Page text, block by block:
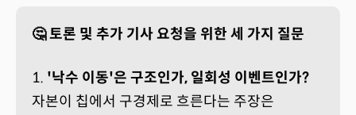
🤔 토론 및 추가 기사 요청을 위한 세 가지 질문
1. '낙수 이동'은 구조인가, 일회성 이벤트인가?
자본이 칩에서 구경제로 흐른다는 주장은